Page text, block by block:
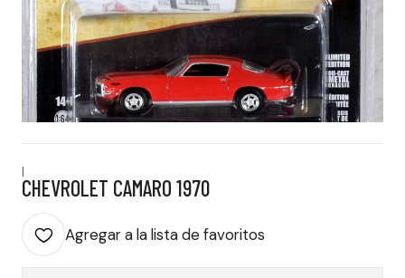
|
CHEVROLET CAMARO 1970
Agregar a la lista de favoritos